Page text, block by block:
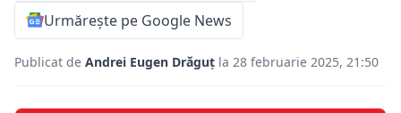
Urmărește pe Google News
Publicat de Andrei Eugen Drăguț la 28 februarie 2025, 21:50